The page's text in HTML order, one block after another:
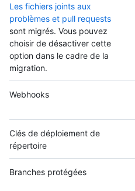
Les fichiers joints aux
problèmes et pull requests
sont migrés. Vous pouvez
choisir de désactiver cette
option dans le cadre de la
migration.
Webhooks
Clés de déploiement de
répertoire
Branches protégées